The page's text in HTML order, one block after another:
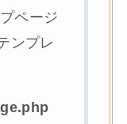
ページ
ンプレ